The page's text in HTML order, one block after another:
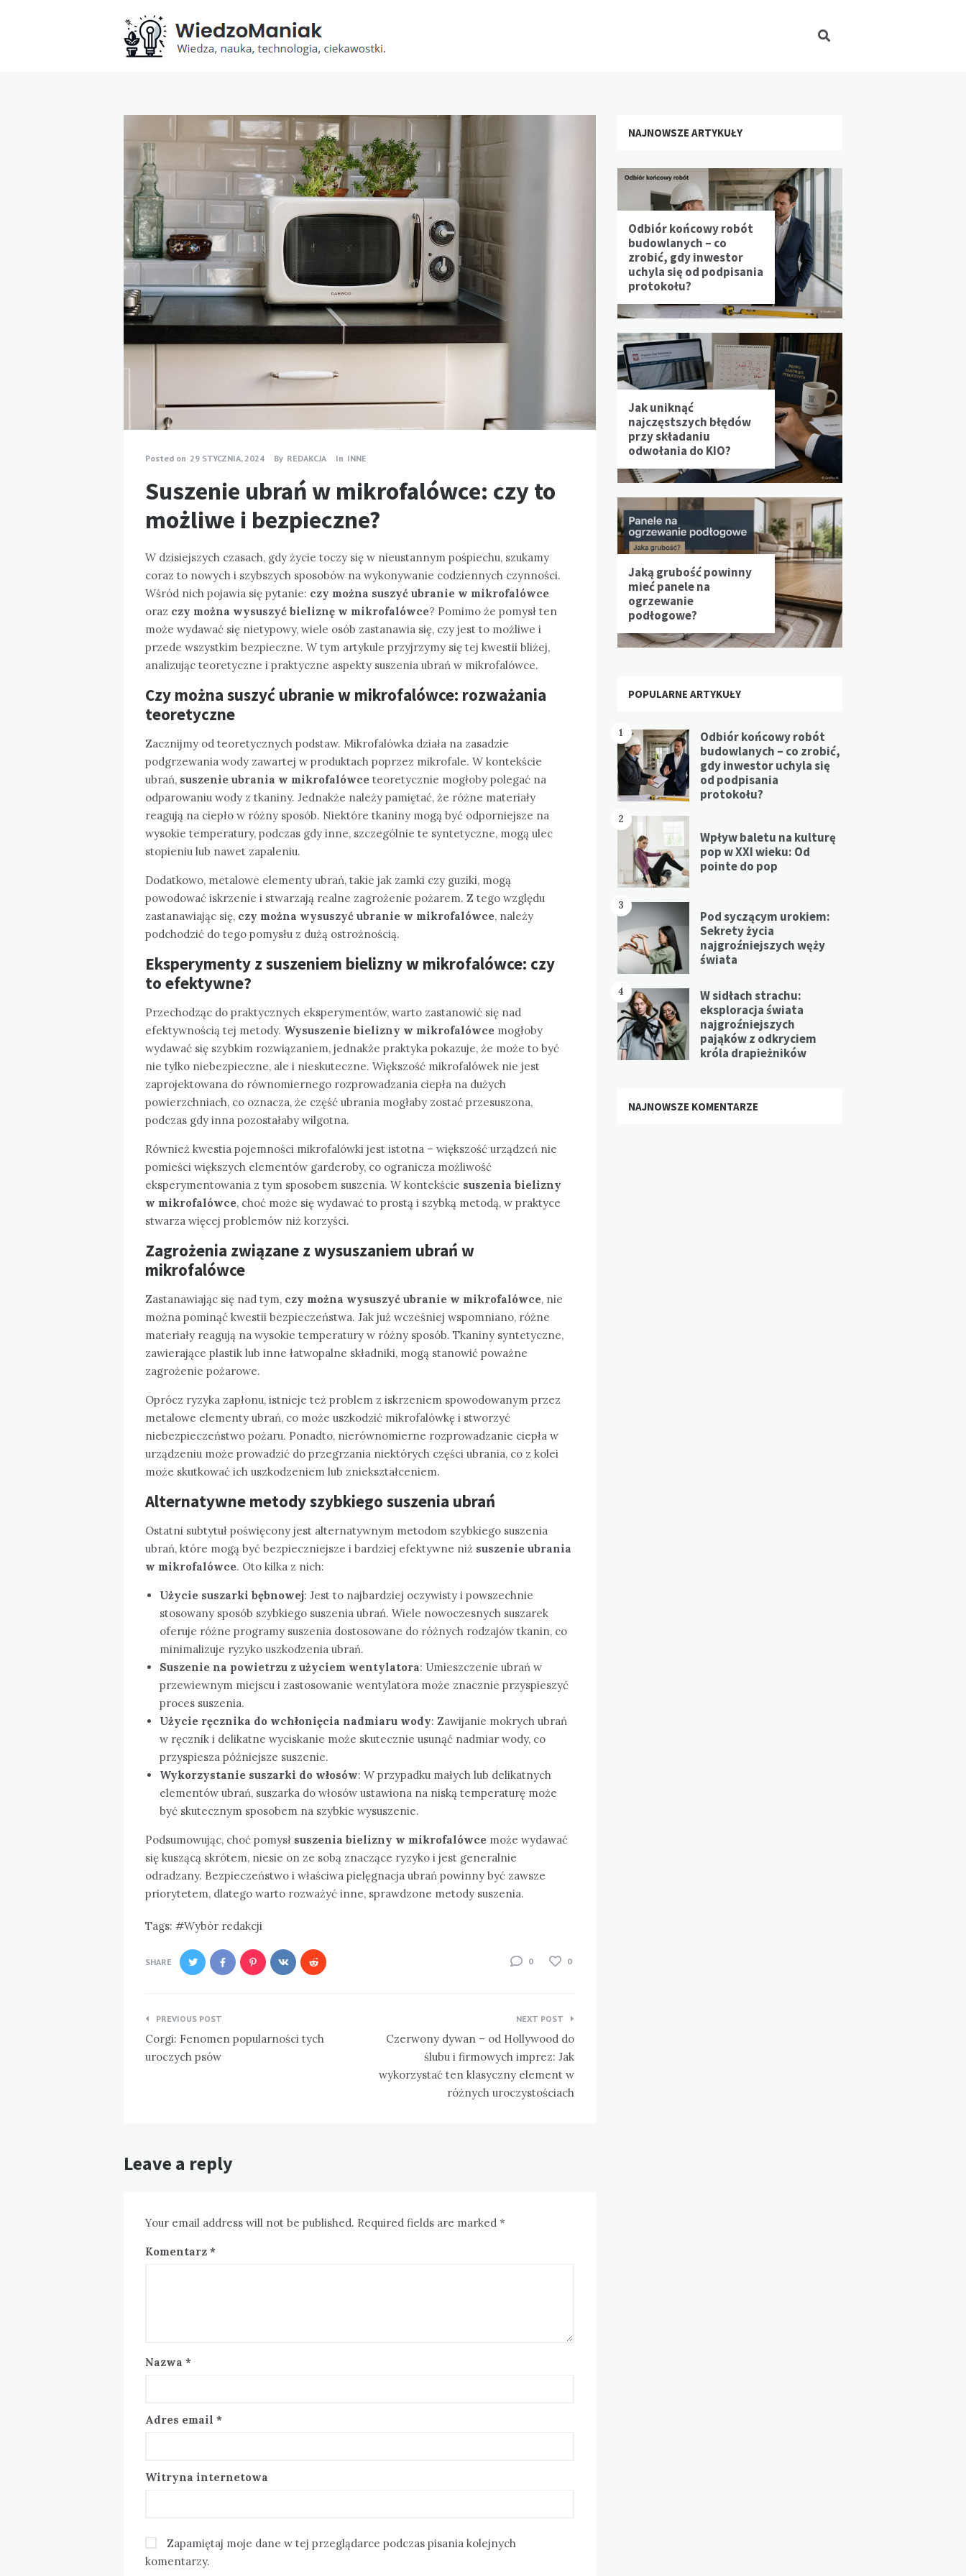
Posted on 29 STYCZNIA, 2024 By REDAKCJA In INNE
Suszenie ubrań w mikrofalówce: czy to
możliwe i bezpieczne?
W dzisiejszych czasach, gdy życie toczy się w nieustannym pośpiechu, szukamy
coraz to nowych i szybszych sposobów na wykonywanie codziennych czynności.
Wśród nich pojawia się pytanie: czy można suszyć ubranie w mikrofalówce
oraz czy można wysuszyć bieliznę w mikrofalówce? Pomimo że pomysł ten
może wydawać się nietypowy, wiele osób zastanawia się, czy jest to możliwe i
przede wszystkim bezpieczne. W tym artykule przyjrzymy się tej kwestii bliżej,
analizując teoretyczne i praktyczne aspekty suszenia ubrań w mikrofalówce.
Czy można suszyć ubranie w mikrofalówce: rozważania
teoretyczne
Zacznijmy od teoretycznych podstaw. Mikrofalówka działa na zasadzie
podgrzewania wody zawartej w produktach poprzez mikrofale. W kontekście
ubrań, suszenie ubrania w mikrofalówce teoretycznie mogłoby polegać na
odparowaniu wody z tkaniny. Jednakże należy pamiętać, że różne materiały
reagują na ciepło w różny sposób. Niektóre tkaniny mogą być odporniejsze na
wysokie temperatury, podczas gdy inne, szczególnie te syntetyczne, mogą ulec
stopieniu lub nawet zapaleniu.
Dodatkowo, metalowe elementy ubrań, takie jak zamki czy guziki, mogą
powodować iskrzenie i stwarzają realne zagrożenie pożarem. Z tego względu
zastanawiając się, czy można wysuszyć ubranie w mikrofalówce, należy
podchodzić do tego pomysłu z dużą ostrożnością.
Eksperymenty z suszeniem bielizny w mikrofalówce: czy
to efektywne?
Przechodząc do praktycznych eksperymentów, warto zastanowić się nad
efektywnością tej metody. Wysuszenie bielizny w mikrofalówce mogłoby
wydawać się szybkim rozwiązaniem, jednakże praktyka pokazuje, że może to być
nie tylko niebezpieczne, ale i nieskuteczne. Większość mikrofalówek nie jest
zaprojektowana do równomiernego rozprowadzania ciepła na dużych
powierzchniach, co oznacza, że część ubrania mogłaby zostać przesuszona,
podczas gdy inna pozostałaby wilgotna.
Również kwestia pojemności mikrofalówki jest istotna – większość urządzeń nie
pomieści większych elementów garderoby, co ogranicza możliwość
eksperymentowania z tym sposobem suszenia. W kontekście suszenia bielizny
w mikrofalówce, choć może się wydawać to prostą i szybką metodą, w praktyce
stwarza więcej problemów niż korzyści.
Zagrożenia związane z wysuszaniem ubrań w
mikrofalówce
Zastanawiając się nad tym, czy można wysuszyć ubranie w mikrofalówce, nie
można pominąć kwestii bezpieczeństwa. Jak już wcześniej wspomniano, różne
materiały reagują na wysokie temperatury w różny sposób. Tkaniny syntetyczne,
zawierające plastik lub inne łatwopalne składniki, mogą stanowić poważne
zagrożenie pożarowe.
Oprócz ryzyka zapłonu, istnieje też problem z iskrzeniem spowodowanym przez
metalowe elementy ubrań, co może uszkodzić mikrofalówkę i stworzyć
niebezpieczeństwo pożaru. Ponadto, nierównomierne rozprowadzanie ciepła w
urządzeniu może prowadzić do przegrzania niektórych części ubrania, co z kolei
może skutkować ich uszkodzeniem lub zniekształceniem.
Alternatywne metody szybkiego suszenia ubrań
Ostatni subtytuł poświęcony jest alternatywnym metodom szybkiego suszenia
ubrań, które mogą być bezpieczniejsze i bardziej efektywne niż suszenie ubrania
w mikrofalówce. Oto kilka z nich:
Użycie suszarki bębnowej: Jest to najbardziej oczywisty i powszechnie
stosowany sposób szybkiego suszenia ubrań. Wiele nowoczesnych suszarek
oferuje różne programy suszenia dostosowane do różnych rodzajów tkanin, co
minimalizuje ryzyko uszkodzenia ubrań.
Suszenie na powietrzu z użyciem wentylatora: Umieszczenie ubrań w
przewiewnym miejscu i zastosowanie wentylatora może znacznie przyspieszyć
proces suszenia.
Użycie ręcznika do wchłonięcia nadmiaru wody: Zawijanie mokrych ubrań
w ręcznik i delikatne wyciskanie może skutecznie usunąć nadmiar wody, co
przyspiesza późniejsze suszenie.
Wykorzystanie suszarki do włosów: W przypadku małych lub delikatnych
elementów ubrań, suszarka do włosów ustawiona na niską temperaturę może
być skutecznym sposobem na szybkie wysuszenie.
Podsumowując, choć pomysł suszenia bielizny w mikrofalówce może wydawać
się kuszącą skrótem, niesie on ze sobą znaczące ryzyko i jest generalnie
odradzany. Bezpieczeństwo i właściwa pielęgnacja ubrań powinny być zawsze
priorytetem, dlatego warto rozważyć inne, sprawdzone metody suszenia.
Tags: Wybór redakcji
SHARE 0 0
Nawigacja
wpisu
PREVIOUS POST
Corgi: Fenomen popularności tych
uroczych psów
NEXT POST
Czerwony dywan – od Hollywood do
ślubu i firmowych imprez: Jak
wykorzystać ten klasyczny element w
różnych uroczystościach
Leave a reply
Your email address will not be published. Required fields are marked *
Komentarz *
Nazwa *
Adres email *
Witryna internetowa
Zapamiętaj moje dane w tej przeglądarce podczas pisania kolejnych
komentarzy.
NAJNOWSZE ARTYKUŁY
Odbiór końcowy robót
budowlanych – co
zrobić, gdy inwestor
uchyla się od podpisania
protokołu?
Jak uniknąć
najczęstszych błędów
przy składaniu
odwołania do KIO?
Jaką grubość powinny
mieć panele na
ogrzewanie
podłogowe?
POPULARNE ARTYKUŁY
1
Odbiór końcowy robót
budowlanych – co zrobić,
gdy inwestor uchyla się
od podpisania
protokołu?
2
Wpływ baletu na kulturę
pop w XXI wieku: Od
pointe do pop
3
Pod syczącym urokiem:
Sekrety życia
najgroźniejszych węży
świata
4
W sidłach strachu:
eksploracja świata
najgroźniejszych
pająków z odkryciem
króla drapieżników
NAJNOWSZE KOMENTARZE